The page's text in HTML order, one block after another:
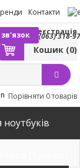
Контакти
(063) 318-
Вхід Реєстрація
Кошик (0)
Порівняти 0 товарів
ноутбуків
(Кулери)